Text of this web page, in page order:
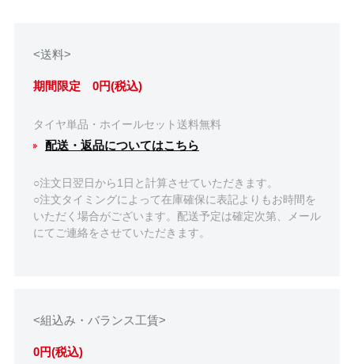
<送料>
期間限定 0円(税込)
タイヤ単品・ホイールセット送料無料
配送・返品についてはこちら
○注文日翌日から1日と計算させていただきます。
○注文タイミングによって在庫確保に表記よりもお時間を
いただく場合がございます。配送予定は確定次第、メール
にてご連絡をさせていただきます。
<組込み・バランス工賃>
0円(税込)